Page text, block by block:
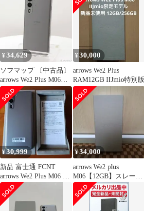
¥34,629
ソフマップ 〔中古品〕
arrows We2 Plus M06
256GB スレートグレイ
ASMC06003 SIMフリー
【297】
¥30,000
arrows We2 Plus
RAM12GB IIJmio特別版
¥30,999
新品 富士通 FCNT
arrows We2 Plus M06 ス
レートグレイ
¥34,000
arrows We2 plus
M06【12GB】スレート
グレイ 新品